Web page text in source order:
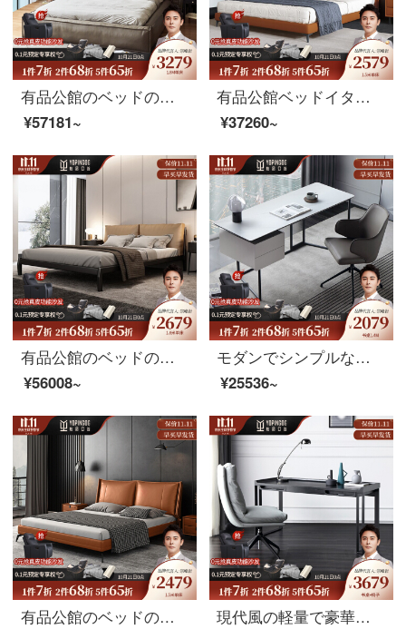
有品公館のベッドの意味式の軽い贅沢な本革のベッドの近代的な簡単な予約の主な寝台の2人乗りの大きいベッドの1.8メートルの頭の階の牛の皮の柔らかい包みの結婚ベッド（頭の階の牛革）のシングルベッド+ゴムのマットレス+ベッドの頭台の1.8メートルの支柱の金
¥57181~
有品公館ベッドイタリアの極短ベッド1.5 m北欧スタイルの軽奢ダブルベッド1.8 m現代簡単皮芸床ネット紅包床の主な臥婚床（頭層牛の皮）1.5 mシングルベッド+ベッドヘッドセット
¥37260~
有品公館のベッドの意味式はきわめて簡単です。北欧の軽い贅沢な真皮のダブルベッドの1.8メートルの主な寝台の軟包の結婚ベッド（頭の層の牛革）のシングルベッド+ラテックスのマットレス+マットレスの1.8メートルの高さの箱のタイプ
¥56008~
モダンでシンプルな岩板デザイナーデスク、家庭用デスク、パソコンデスク（160*60*75）のシングルデスクがあります。
¥25536~
有品公館のベッドの意味式はきわめて簡単で、真皮のベッドの軽奢なベッドの結婚ベッドの主な寝台のダブルベッドの真皮の柔らかい包みのベッドの現代の簡単な約1.8メートル（頭の階の牛革）のシングルベッドの1.5メートルの支柱の金
現代風の軽量で豪華なデスクがあります。引き出し付きの簡単なデスクです。家庭用パソコン学習デスク書斎デスクデスクデスク（160*60*72）机＋椅子